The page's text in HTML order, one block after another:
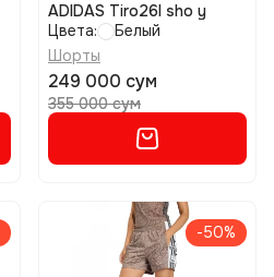
ADIDAS Tiro26l sho y
Цвета:
Белый
Шорты
249 000 сум
355 000 сум
-50%